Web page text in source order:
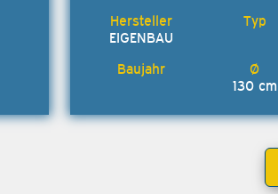
EIGENBAU
130 cm